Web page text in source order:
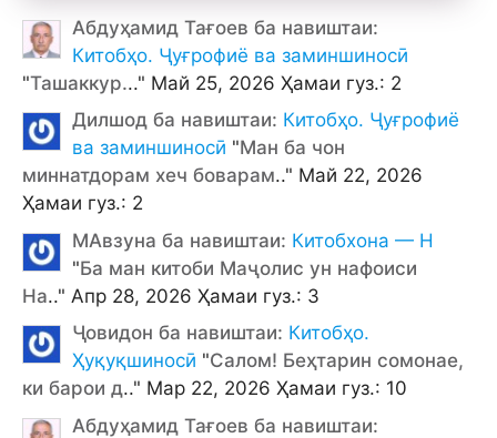
Абдуҳамид Тағоев ба навиштаи:
Китобҳо. Ҷуғрофиё ва заминшиносӣ
"Ташаккур..." Май 25, 2026 Ҳамаи гуз.: 2
Дилшод ба навиштаи: Китобҳо. Ҷуғрофиё
ва заминшиносӣ "Ман ба чон
миннатдорам хеч боварам.." Май 22, 2026
Ҳамаи гуз.: 2
МАвзуна ба навиштаи: Китобхона — Н
"Ба ман китоби Маҷолис ун нафоиси
На.." Апр 28, 2026 Ҳамаи гуз.: 3
Ҷовидон ба навиштаи: Китобҳо.
Ҳуқуқшиносӣ "Салом! Беҳтарин сомонае,
ки барои д.." Мар 22, 2026 Ҳамаи гуз.: 10
Абдуҳамид Тағоев ба навиштаи: